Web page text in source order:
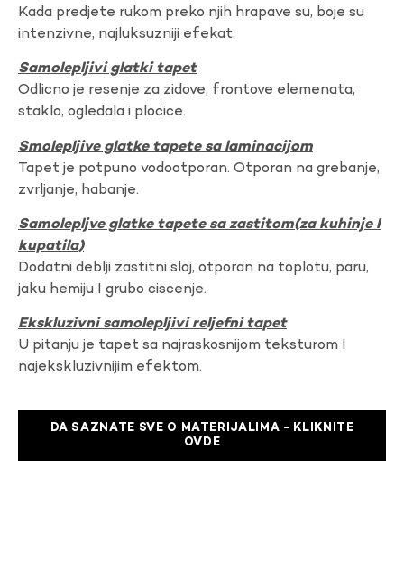
Kada predjete rukom preko njih hrapave su, boje su
intenzivne, najluksuzniji efekat.
Samolepljivi glatki tapet
Odlicno je resenje za zidove, frontove elemenata,
staklo, ogledala i plocice.
Smolepljive glatke tapete sa laminacijom
Tapet je potpuno vodootporan. Otporan na grebanje,
zvrljanje, habanje.
Samolepljve glatke tapete sa zastitom(za kuhinje I
kupatila)
Dodatni deblji zastitni sloj, otporan na toplotu, paru,
jaku hemiju I grubo ciscenje.
Ekskluzivni samolepljivi reljefni tapet
U pitanju je tapet sa najraskosnijom teksturom I
najekskluzivnijim efektom.
DA SAZNATE SVE O MATERIJALIMA - KLIKNITE
OVDE